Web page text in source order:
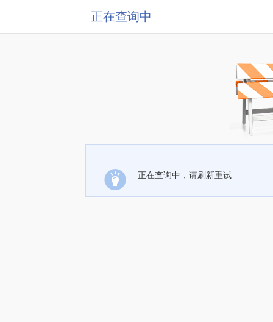
正在查询中
正在查询中，请刷新重试